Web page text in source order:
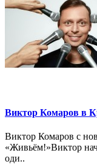
Виктор Комаров в
Виктор Комаров с
«Живьём!»Виктор
оди..